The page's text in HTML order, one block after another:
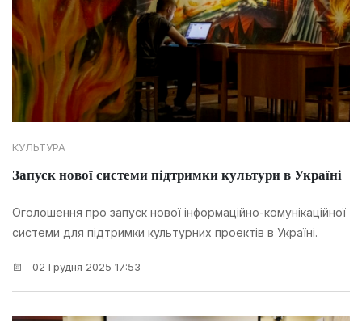
КУЛЬТУРА
Запуск нової системи підтримки культури в Україні
Оголошення про запуск нової інформаційно-комунікаційної
системи для підтримки культурних проектів в Україні.
02 Грудня 2025 17:53